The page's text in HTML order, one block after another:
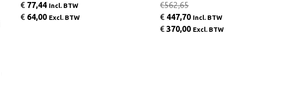
€ 77,44 Incl. BTW
€ 64,00 Excl. BTW
€562,65
€ 447,70 Incl. BTW
€ 370,00 Excl. BTW